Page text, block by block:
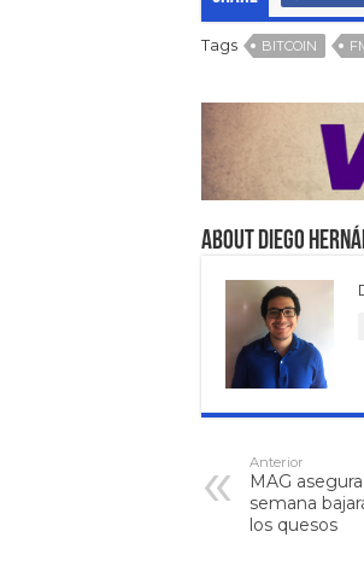
Tags BITCOIN
About Diego
Anterior
MAG
semana
los quesos